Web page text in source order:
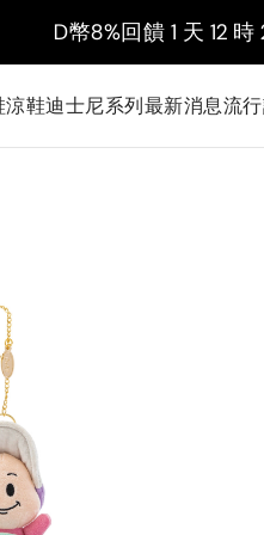
D幣8%回饋 1 天 12 時
涼鞋迪士尼系列最新消息流